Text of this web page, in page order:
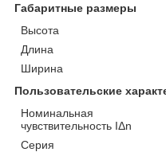
Габаритные размеры
Высота
Длина
Ширина
Пользовательские
Номинальная
чувствительность IΔn
Серия